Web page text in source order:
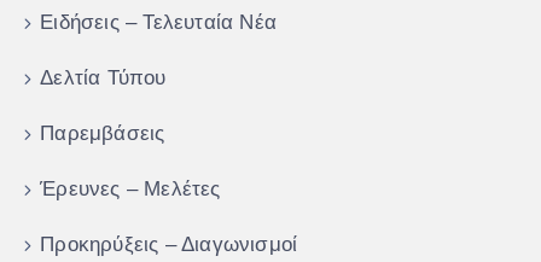
Ειδήσεις – Τελευταία Νέα
Δελτία Τύπου
Παρεμβάσεις
Έρευνες – Μελέτες
Προκηρύξεις – Διαγωνισμοί